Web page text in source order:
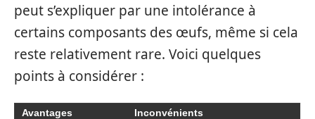
peut s’expliquer par une intolérance à
certains composants des œufs, même si cela
reste relativement rare. Voici quelques
points à considérer :
Avantages Inconvénients